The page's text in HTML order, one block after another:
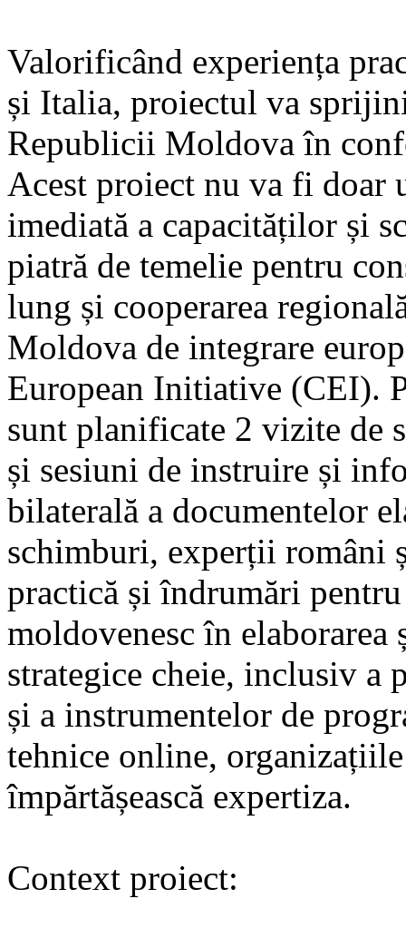
Valorificând experiența
și Italia, proiectul va
Republicii Moldova în
Acest proiect nu va fi doar
imediată a capacităților și
piatră de temelie pentru
lung și cooperarea
Moldova de integrare
European Initiative (CEI).
sunt planificate 2 vizite de
și sesiuni de instruire și
bilaterală a documentelor
schimburi, experții români
practică și îndrumări
moldovenesc în
strategice cheie, inclusiv a
și a instrumentelor de
tehnice online,
împărtășească expertiza.
Context proiect: